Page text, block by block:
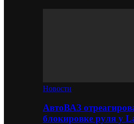
Новости
АвтоВАЗ
блокировке руля у